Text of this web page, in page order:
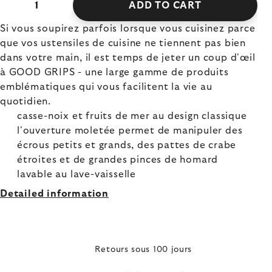
ADD TO CART
Si vous soupirez parfois lorsque vous cuisinez parce
que vos ustensiles de cuisine ne tiennent pas bien
dans votre main, il est temps de jeter un coup d'œil
à GOOD GRIPS - une large gamme de produits
emblématiques qui vous facilitent la vie au
quotidien.
casse-noix et fruits de mer au design classique
l'ouverture moletée permet de manipuler des
écrous petits et grands, des pattes de crabe
étroites et de grandes pinces de homard
lavable au lave-vaisselle
Detailed information
Retours sous 100 jours